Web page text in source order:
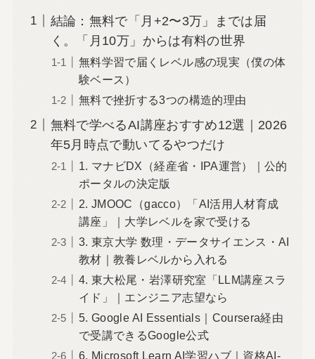
結論：無料で「月+2〜3万」までは届
く。「月10万」からは有料の世界
無料学習で届くレベル感の現実（僕の体
験ベース）
無料で挫折する3つの構造的理由
無料で学べるAI講座おすすめ12選｜2026
年5月時点で動いてるやつだけ
1. マナビDX（経産省・IPA運営）｜公的
ポータルの決定版
2. JMOOC（gacco）「AI活用人材育成
講座」｜大学レベルを家で受ける
3. 東京大学 数理・データサイエンス・AI
教材｜教養レベルから入れる
4. 東大松尾・岩澤研究室「LLM講座スラ
イド」｜エンジニア志望なら
5. Google AI Essentials｜Coursera経由
で受講できるGoogle公式
6. Microsoft Learn AI学習ハブ｜資格AI-